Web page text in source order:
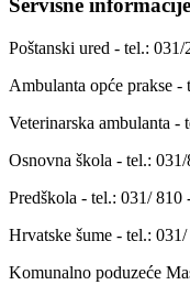
Servisne informacije
Poštanski ured - tel.: 031/
Ambulanta opće prakse -
Veterinarska ambulanta -
Osnovna škola - tel.:
Predškola - tel.: 031/ 810
Hrvatske šume - tel.:
Komunalno poduzeće